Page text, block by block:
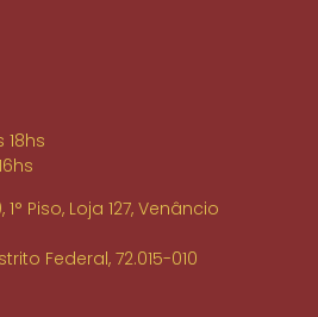
18hs
Piso, Loja 127, Venâncio
Federal, 72.015-010